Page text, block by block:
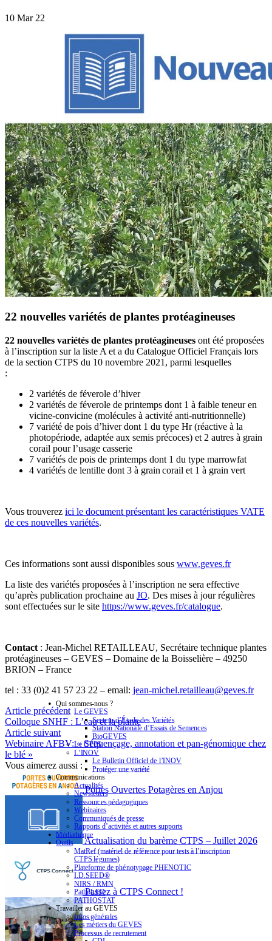
10 Mar 22
22 nouvelles variétés de plantes protéagineuses
22 nouvelles variétés de plantes protéagineuses ont été proposées
à l’inscription sur la liste A et a du Catalogue Officiel Français lors
de la section CTPS du 10 novembre 2021, parmi lesquelles
:
2 variétés de féverole d’hiver
2 variétés de féverole de printemps dont 1 à faible teneur en
vicine-convicine (molécules à activité anti-nutritionnelle)
7 variété de pois d’hiver dont 1 du type Hr (réactive à la
photopériode, adaptée aux semis précoces) et 2 autres à grain
corail pour l’usage casserie
7 variétés de pois de printemps dont 1 du type marrowfat
4 variétés de lentille dont 3 à grain corail et 1 à grain vert
Vous trouverez ici le document présentant les caractéristiques VATE
de ces nouvelles variétés.
Ces informations sont aussi disponibles sous www.geves.fr
La liste des variétés proposées à l’inscription ne sera effective
qu’après publication prochaine au JO. Des mises à jour régulières
sont effectuées sur le site https://www.geves.fr/catalogue.
Contact : Jean-Michel RETAILLEAU, Secrétaire technique plantes
protéagineuses – GEVES – Domaine de la Boisselière – 49250
BRION – France
tel : 33 (0)2 41 57 23 22 – email: jean-michel.retailleau@geves.fr
Article précédent
Colloque SNHF : L’eau et la plante
Article suivant
Webinaire AFBV: « Séquençage, annotation et pan-génomique chez
le blé »
Vous aimerez aussi :
Portes Ouvertes Potagères en Anjou
Actualisation du barème CTPS – Juillet 2026
Passez à CTPS Connect !
Qui sommes-nous ?
Le GEVES
Secteur d’Étude des Variétés
Station Nationale d’Essais de Semences
BioGEVES
Le CTPS
L’INOV
Le Bulletin Officiel de l’INOV
Protéger une variété
Communications
Actualités
Newsletters
Ressources pédagogiques
Webinaires
Communiqués de presse
Rapports d’activités et autres supports
Médiathèque
Outils
MatRef (matériel de référence pour tests à l’inscription
CTPS légumes)
Plateforme de phénotypage PHENOTIC
I.D.SEED®
NIRS / RMN
PathoLED
PATHOSTAT
Travailler au GEVES
Infos générales
Les métiers du GEVES
Processus de recrutement